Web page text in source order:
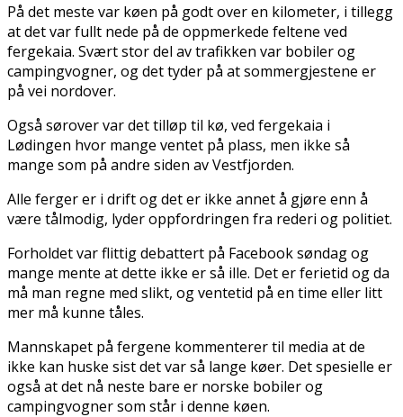
På det meste var køen på godt over en kilometer, i tillegg
at det var fullt nede på de oppmerkede feltene ved
fergekaia. Svært stor del av trafikken var bobiler og
campingvogner, og det tyder på at sommergjestene er
på vei nordover.
Også sørover var det tilløp til kø, ved fergekaia i
Lødingen hvor mange ventet på plass, men ikke så
mange som på andre siden av Vestfjorden.
Alle ferger er i drift og det er ikke annet å gjøre enn å
være tålmodig, lyder oppfordringen fra rederi og politiet.
Forholdet var flittig debattert på Facebook søndag og
mange mente at dette ikke er så ille. Det er ferietid og da
må man regne med slikt, og ventetid på en time eller litt
mer må kunne tåles.
Mannskapet på fergene kommenterer til media at de
ikke kan huske sist det var så lange køer. Det spesielle er
også at det nå neste bare er norske bobiler og
campingvogner som står i denne køen.